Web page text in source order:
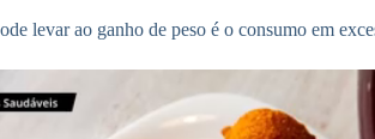
levar ao ganho de peso é o consumo em